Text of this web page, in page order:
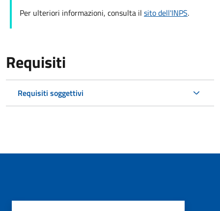
Per ulteriori informazioni, consulta il sito dell'INPS.
Requisiti
Requisiti soggettivi